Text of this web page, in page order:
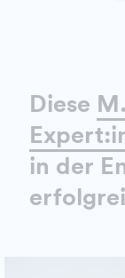
Diese
in der